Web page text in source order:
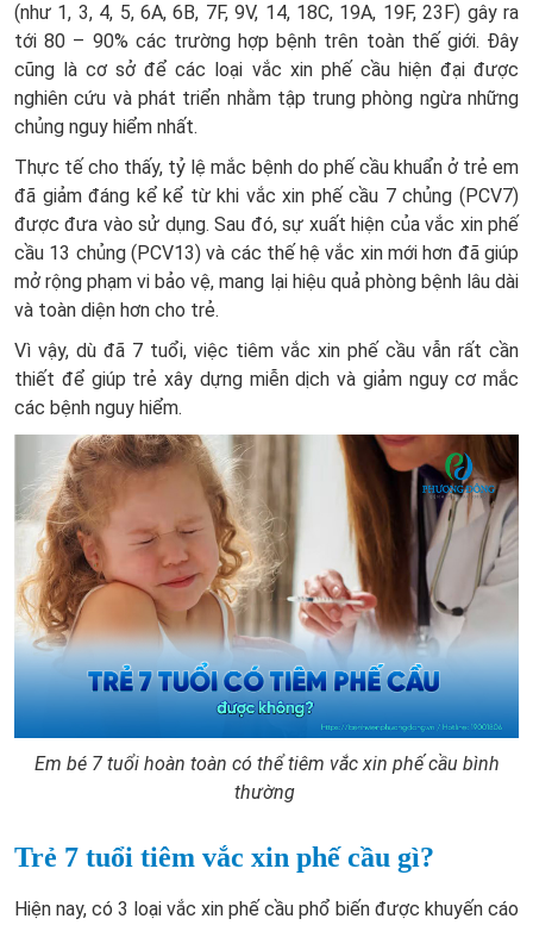
(như 1, 3, 4, 5, 6A, 6B, 7F, 9V, 14, 18C, 19A, 19F, 23F) gây ra
tới 80 – 90% các trường hợp bệnh trên toàn thế giới. Đây
cũng là cơ sở để các loại vắc xin phế cầu hiện đại được
nghiên cứu và phát triển nhằm tập trung phòng ngừa những
chủng nguy hiểm nhất.
Thực tế cho thấy, tỷ lệ mắc bệnh do phế cầu khuẩn ở trẻ em
đã giảm đáng kể kể từ khi vắc xin phế cầu 7 chủng (PCV7)
được đưa vào sử dụng. Sau đó, sự xuất hiện của vắc xin phế
cầu 13 chủng (PCV13) và các thế hệ vắc xin mới hơn đã giúp
mở rộng phạm vi bảo vệ, mang lại hiệu quả phòng bệnh lâu dài
và toàn diện hơn cho trẻ.
Vì vậy, dù đã 7 tuổi, việc tiêm vắc xin phế cầu vẫn rất cần
thiết để giúp trẻ xây dựng miễn dịch và giảm nguy cơ mắc
các bệnh nguy hiểm.
Em bé 7 tuổi hoàn toàn có thể tiêm vắc xin phế cầu bình
thường
Trẻ 7 tuổi tiêm vắc xin phế cầu gì?
Hiện nay, có 3 loại vắc xin phế cầu phổ biến được khuyến cáo